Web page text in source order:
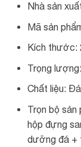
Nhà sản
Mã sản
Kích thước:
Trọng
Chất liệu:
Trọn bộ sản
hộp đựng
dưỡng đá +